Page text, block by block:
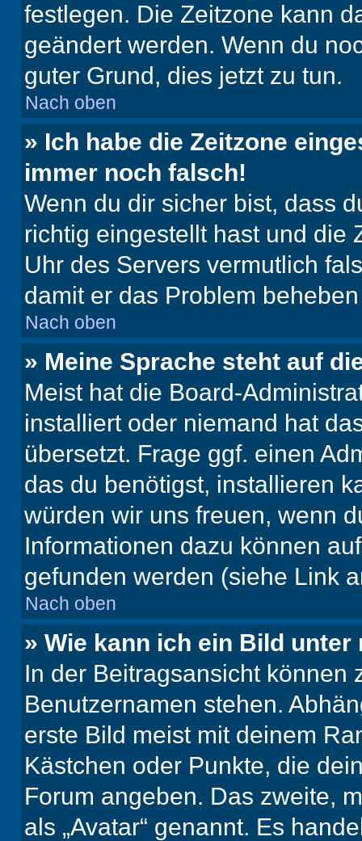
festlegen. Die Zeitzone kann
geändert werden. Wenn du
guter Grund, dies jetzt zu tun.
Nach oben
» Ich habe die Zeitzone
immer noch falsch!
Wenn du dir sicher bist, dass
richtig eingestellt hast und die
Uhr des Servers vermutlich
damit er das Problem
Nach oben
» Meine Sprache steht auf
Meist hat die Board-
installiert oder niemand hat
übersetzt. Frage ggf. einen
das du benötigst, installieren
würden wir uns freuen, wenn
Informationen dazu können
gefunden werden (siehe Link
Nach oben
» Wie kann ich ein Bild
In der Beitragsansicht können
Benutzernamen stehen.
erste Bild meist mit deinem
Kästchen oder Punkte, die
Forum angeben. Das zweite,
als „Avatar“ genannt. Es